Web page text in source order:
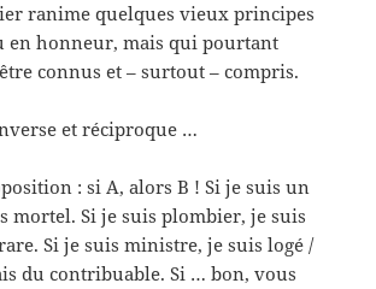
ranime quelques vieux principes
en honneur, mais qui pourtant
connus et – surtout – compris.
et réciproque …
: si A, alors B ! Si je suis un
mortel. Si je suis plombier, je suis
Si je suis ministre, je suis logé /
du contribuable. Si … bon, vous